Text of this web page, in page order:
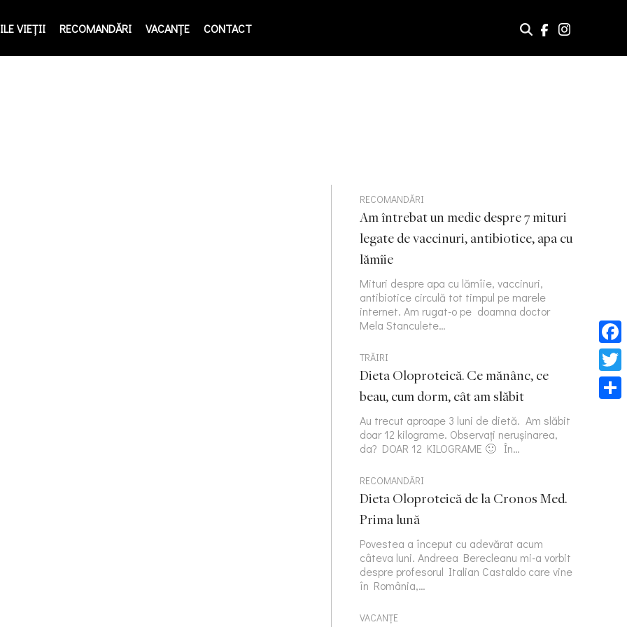
VIEŢII RECOMANDĂRI VACANȚE CONTACT
RECOMANDĂRI
Am întrebat un medic despre 7 mituri
legate de vaccinuri, antibiotice, apa cu
lămîie
Mituri despre apa cu lămîie, vaccinuri,
antibiotice circulă tot timpul pe marele
internet. Am rugat-o pe doamna doctor
Mela Stanculete…
TRĂIRI
Dieta Oloproteică. Ce mănânc, ce
beau, cum dorm, cât am slăbit
Au trecut aproape 3 luni de dietă. Am slăbit
doar 12 kilograme. Observați nerușinarea,
da? DOAR 12 KILOGRAME 🙂 În…
RECOMANDĂRI
Dieta Oloproteică de la Cronos Med.
Prima lună
Povestea a început cu adevărat acum
câteva luni. Andreea Berecleanu mi-a vorbit
despre profesorul Italian Castaldo care vine
în România,…
VACANȚE